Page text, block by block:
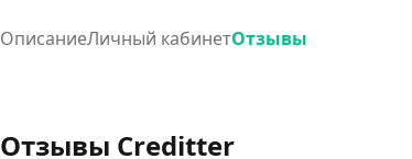
ОписаниеЛичный кабинетОтзывы
Отзывы Creditter